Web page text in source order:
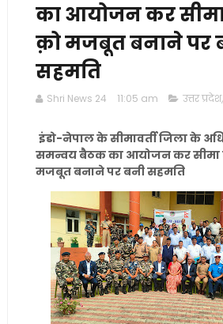
का आयोजन कर सीमा
क़ो मजबूत बनाने पर
सहमति
Shri News 24 11:05 am उत्तर प्रदेश,
इंडो-नेपाल के सीमावर्ती जिला के
समन्वय बैठक का आयोजन कर सीमा
मजबूत बनाने पर बनी सहमति